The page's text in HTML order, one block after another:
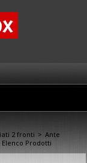
2 fronti > Ante
Elenco Prodotti